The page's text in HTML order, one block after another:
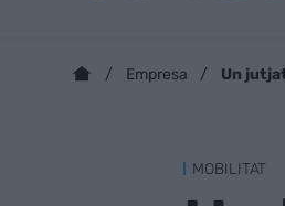
Empresa Un
MOBILITAT